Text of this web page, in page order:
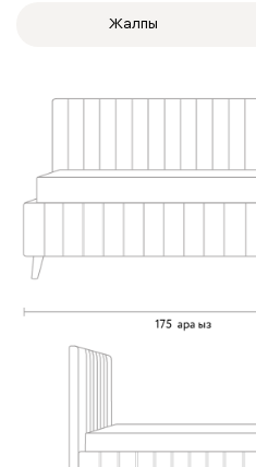
Жалпы